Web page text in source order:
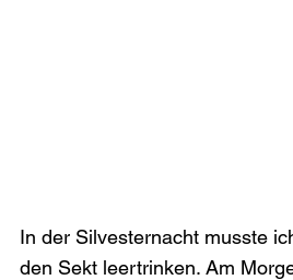
In der Silvesternacht musste
den Sekt leertrinken. Am